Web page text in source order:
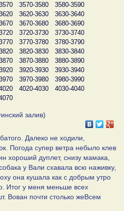
3570-3580
3580-3590
3620-3630
3630-3640
3670-3680
3680-3690
3720-3730
3730-3740
3770-3780
3780-3790
3820-3830
3830-3840
3870-3880
3880-3890
3920-3930
3930-3940
3970-3980
3980-3990
4020-4030
4030-4040
залив)
Далеко не ходили,
Погода супер ветра небыло клев
хороший дуплет, снизу мамака,
у Вали схавала всю наживку,
она кушала как с добрым утро
Итог у меня меньше всех
Вован почти столько жеВсем